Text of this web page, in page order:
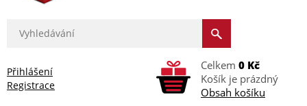
Přihlášení
Registrace
Celkem 0 Kč
Košík je prázdný
Obsah košíku